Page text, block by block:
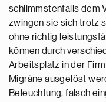
schlimmstenfalls dem
zwingen sie sich trotz
ohne richtig
können durch
Arbeitsplatz in der
Migräne ausgelöst
Beleuchtung, falsch